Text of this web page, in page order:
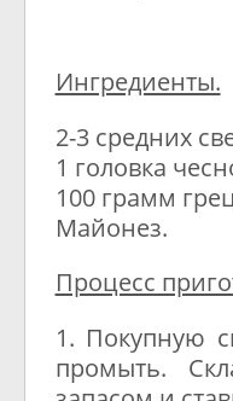
Ингредиенты.
2-3 средних
1 головка
100 грамм
Майонез.
Процесс
1. Покупную
промыть.